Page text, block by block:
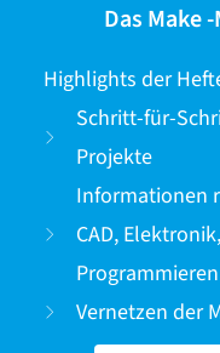
Das Make
Highlights der
Schritt-für-
Projekte
Informationen
CAD,
Programmieren
Vernetzen der